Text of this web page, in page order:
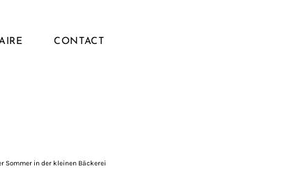
CONTACT
Sommer in der kleinen Bäckerei